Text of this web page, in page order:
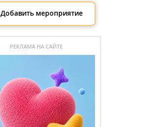
Добавить мероприятие
РЕКЛАМА НА САЙТЕ